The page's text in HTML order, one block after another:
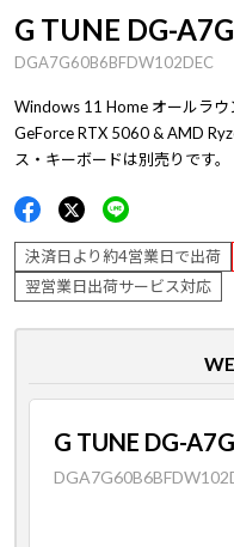
G TUNE DG-
DGA7G60B6BFDW102DEC
Windows 11 Home オールラウ
GeForce RTX 5060 & AMD
ス・キーボードは別売りです。
決済日より約4営業日で出荷
翌営業日出荷サービス対応
G TUNE DG-